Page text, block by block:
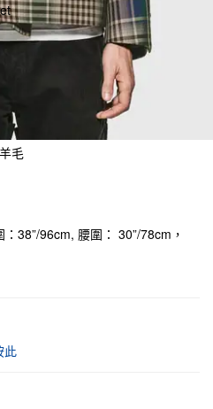
毛
38”/96cm, 腰圍： 30”/78cm，
此